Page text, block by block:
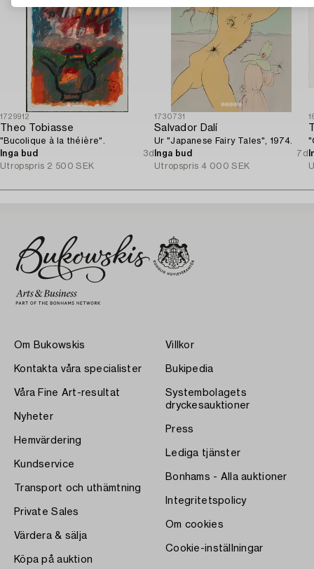
1729912
Theo Tobiasse
"Bucolique à la théière".
Inga bud
3d
Utropspris 2 500 SEK
1730731
Salvador Dalí
Ur "Japanese Fairy Tales", 1974.
Inga bud
7d
Utropspris 4 000 SEK
Om Bukowskis
Kontakta våra specialister
Våra Fine Art-resultat
Nyheter
Hemvärdering
Kundservice
Transport och uthämtning
Private Sales
Värdera & sälja
Köpa på auktion
Villkor
Bukipedia
Systembolagets
dryckesauktioner
Press
Lediga tjänster
Bonhams - Alla auktioner
Integritetspolicy
Om cookies
Cookie-inställningar